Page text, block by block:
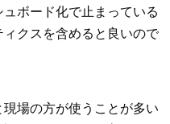
ボード化で止まっている
クスを含めると良いので
場の方が使うことが多い